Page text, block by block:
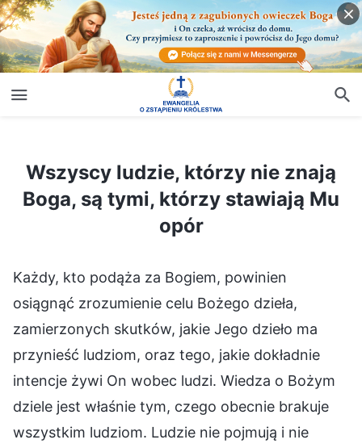
Wszyscy ludzie, którzy nie znają
Boga, są tymi, którzy stawiają Mu
opór
Każdy, kto podąża za Bogiem, powinien
osiągnąć zrozumienie celu Bożego dzieła,
zamierzonych skutków, jakie Jego dzieło ma
przynieść ludziom, oraz tego, jakie dokładnie
intencje żywi On wobec ludzi. Wiedza o Bożym
dziele jest właśnie tym, czego obecnie brakuje
wszystkim ludziom. Ludzie nie pojmują i nie